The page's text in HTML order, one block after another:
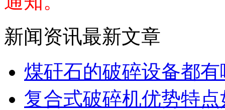
新闻资讯最新文章
煤矸石的破碎设备都
复合式破碎机优势特